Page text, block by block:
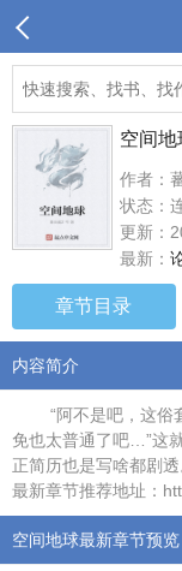
空间地
作者：
状态：
更新：
最新：
章节目录
内容简介
“阿不是吧，这俗套
免也太普通了吧…”这
正简历也是写啥都剧透
最新章节推荐地址：
空间地球最新章节预